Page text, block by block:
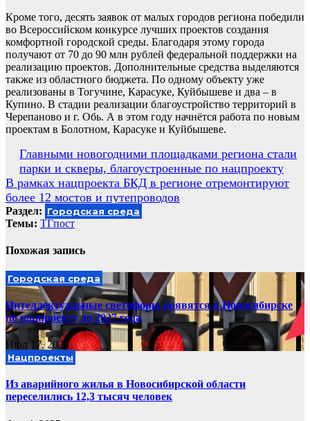
Кроме того, десять заявок от малых городов региона победили
во Всероссийском конкурсе лучших проектов создания
комфортной городской среды. Благодаря этому города
получают от 70 до 90 млн рублей федеральной поддержки на
реализацию проектов. Дополнительные средства выделяются
также из областного бюджета. По одному объекту уже
реализованы в Тогучине, Карасуке, Куйбышеве и два – в
Купино. В стадии реализации благоустройство территорий в
Черепаново и г. Обь. А в этом году начнётся работа по новым
проектам в Болотном, Карасуке и Куйбышеве.
Навигация
по
записям
Главными новогодними площадками региона стали
парки и скверы, благоустроенные по нацпроекту
В рамках нацпроекта БКД в регионе отремонтируют
более 12 мостов и путепроводов
Раздел: Городская среда
Темы: ТГпост
Похожая запись
Городская среда
Интеллектуальные светофоры появятся в Новосибирске
по нацпроекту до 2027 года
Июл 17, 2026
Нацпроекты
Из аварийного жилья в Новосибирской области
переселились 12,3 тысяч человек